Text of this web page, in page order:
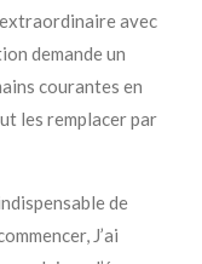
avec
demande un
courantes en
les remplacer par
de
J’ai